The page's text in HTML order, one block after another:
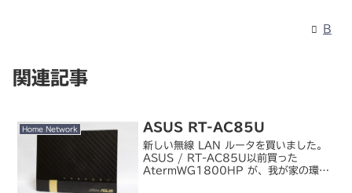
B
関連記事
Home Network ASUS RT-AC85U
新しい無線 LAN ルータを買いました。
ASUS / RT-AC85U以前買った
AtermWG1800HP が、我が家の環境